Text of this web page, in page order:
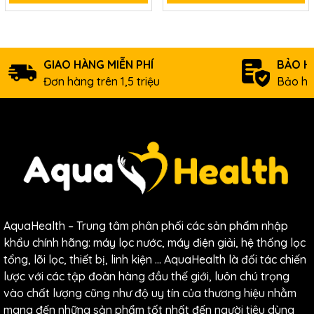
Ứng dụng trong các hệ thống lọc nước tinh
Ứng dụng trong ngành công nghiệp như: nồi
hơi, giặt là.
Thiết bị làm mềm nước trong các hệ thống làm
mát.
GIAO HÀNG MIỄN PHÍ
Đơn hàng trên 1,5 triệu
BẢO
Bảo
AquaHealth – Trung tâm phân phối các sản phẩm nhập
khẩu chính hãng: máy lọc nước, máy điện giải, hệ thống lọc
tổng, lõi lọc, thiết bị, linh kiện … AquaHealth là đối tác chiến
lược với các tập đoàn hàng đầu thế giới, luôn chú trọng
vào chất lượng cũng như độ uy tín của thương hiệu nhằm
mang đến những sản phẩm tốt nhất đến người tiêu dùng